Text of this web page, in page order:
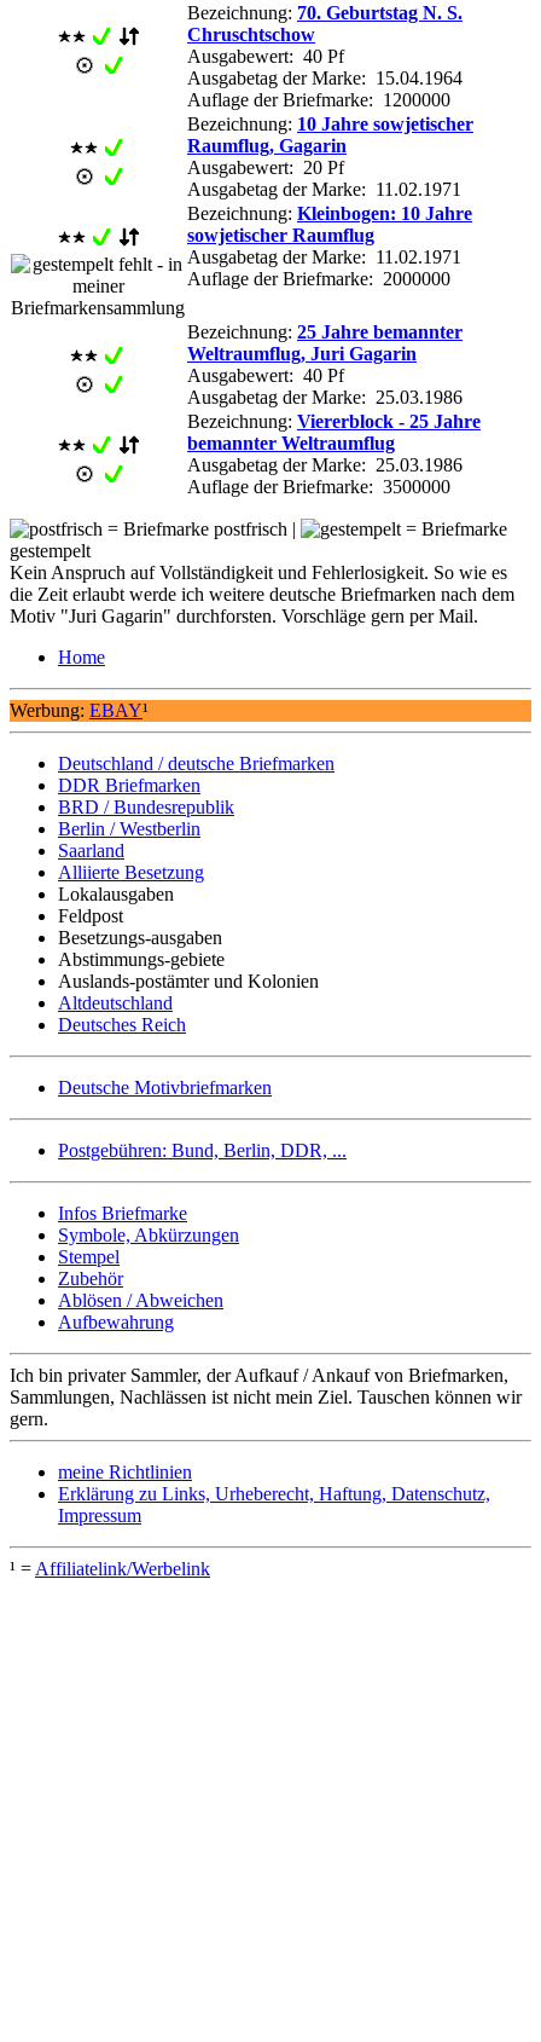
Bezeichnung: 70. Geburtstag N. S.
Chruschtschow
Ausgabewert: 40 Pf
Ausgabetag der Marke: 15.04.1964
Auflage der Briefmarke: 1200000
Bezeichnung: 10 Jahre sowjetischer
Raumflug, Gagarin
Ausgabewert: 20 Pf
Ausgabetag der Marke: 11.02.1971
Bezeichnung: Kleinbogen: 10 Jahre
sowjetischer Raumflug
Ausgabetag der Marke: 11.02.1971
Auflage der Briefmarke: 2000000
Bezeichnung: 25 Jahre bemannter
Weltraumflug, Juri Gagarin
Ausgabewert: 40 Pf
Ausgabetag der Marke: 25.03.1986
Bezeichnung: Viererblock - 25 Jahre
bemannter Weltraumflug
Ausgabetag der Marke: 25.03.1986
Auflage der Briefmarke: 3500000
= Briefmarke postfrisch |
= Briefmarke
gestempelt
Kein Anspruch auf Vollständigkeit und Fehlerlosigkeit. So wie es
die Zeit erlaubt werde ich weitere deutsche Briefmarken nach dem
Motiv "Juri Gagarin" durchforsten. Vorschläge gern per Mail.
Home
Werbung: EBAY¹
Deutschland / deutsche Briefmarken
DDR Briefmarken
BRD / Bundesrepublik
Berlin / Westberlin
Saarland
Alliierte Besetzung
Lokalausgaben
Feldpost
Besetzungs-ausgaben
Abstimmungs-gebiete
Auslands-postämter und Kolonien
Altdeutschland
Deutsches Reich
Deutsche Motivbriefmarken
Postgebühren: Bund, Berlin, DDR, ...
Infos Briefmarke
Symbole, Abkürzungen
Stempel
Zubehör
Ablösen / Abweichen
Aufbewahrung
Ich bin privater Sammler, der Aufkauf / Ankauf von Briefmarken,
Sammlungen, Nachlässen ist nicht mein Ziel. Tauschen können wir
gern.
meine Richtlinien
Erklärung zu Links, Urheberecht, Haftung, Datenschutz,
Impressum
¹ = Affiliatelink/Werbelink